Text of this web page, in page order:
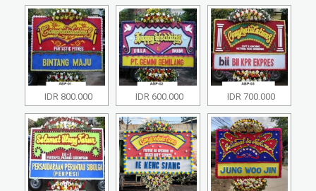
IDR 800.000 IDR 600.000 IDR 700.000